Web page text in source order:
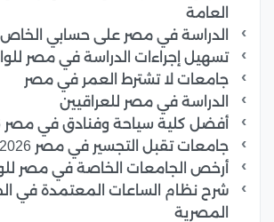
العامة
الدراسة في مصر على حسابي الخاص
تسهيل إجراءات الدراسة في مصر
جامعات لا تشترط العمر في مصر
الدراسة في مصر للعراقيين
أفضل كلية سياحة وفنادق في مصر 2026
جامعات تقبل التجسير في مصر 2026
أرخص الجامعات الخاصة في مصر
شرح نظام الساعات المعتمدة في
المصرية